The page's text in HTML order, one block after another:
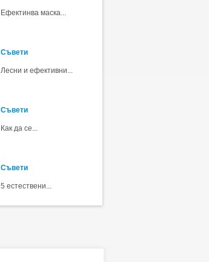
Ефектинва маска...
Съвети
Лесни и ефективни...
Съвети
Как да се...
Съвети
5 естествени...